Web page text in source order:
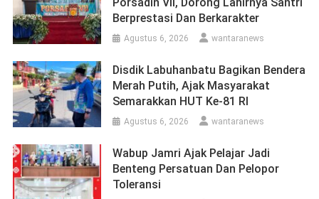
Berprestasi Dan Berkarakter
Agustus 6, 2026 wantaranews
Disdik Labuhanbatu Bagikan Bendera
Merah Putih, Ajak Masyarakat
Semarakkan HUT Ke-81 RI
Agustus 6, 2026 wantaranews
Wabup Jamri Ajak Pelajar Jadi
Benteng Persatuan Dan Pelopor
Toleransi